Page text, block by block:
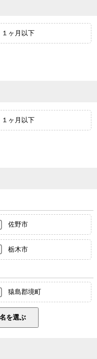
１ヶ月以下
１ヶ月以下
佐野市
栃木市
猿島郡境町